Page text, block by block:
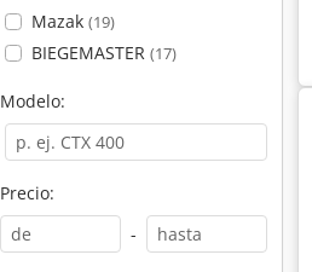
Mazak (19)
BIEGEMASTER (17)
Modelo:
Precio:
-